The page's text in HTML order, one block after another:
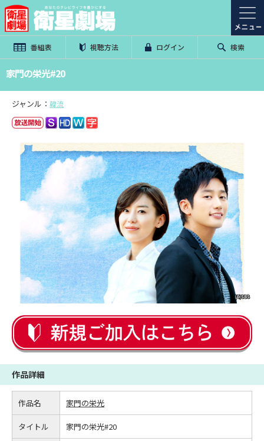
番組表 視聴方法 ログイン 検索
家門の栄光#20
ジャンル： 韓流
作品詳細
作品名 家門の栄光
タイトル 家門の栄光#20